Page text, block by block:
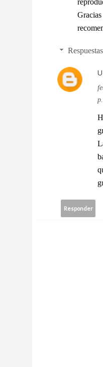
Respuestas
Responder